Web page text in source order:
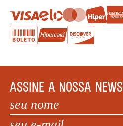
ASSINE A NOSSA